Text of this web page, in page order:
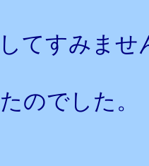
てすみませ
のでした。